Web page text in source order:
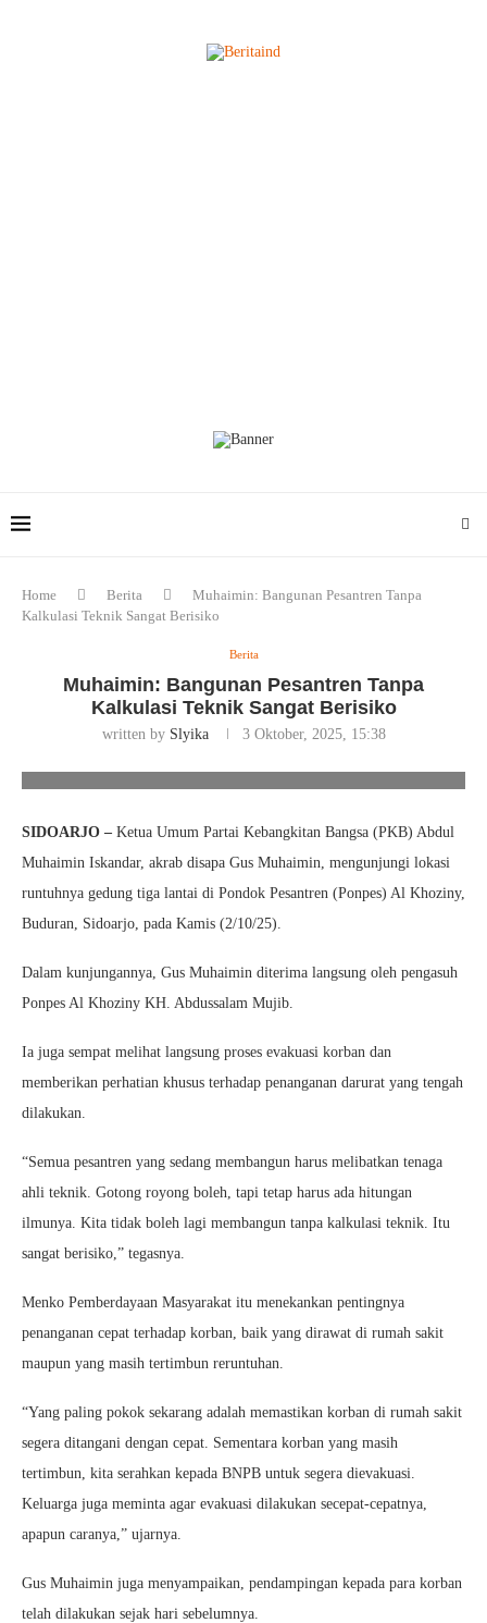
Home Berita
Muhaimin: Bangunan Pesantren Tanpa
Kalkulasi Teknik Sangat Berisiko
Berita
Muhaimin: Bangunan Pesantren Tanpa
Kalkulasi Teknik Sangat Berisiko
written by Slyika
3 Oktober, 2025, 15:38
SIDOARJO – Ketua Umum Partai Kebangkitan Bangsa (PKB) Abdul
Muhaimin Iskandar, akrab disapa Gus Muhaimin, mengunjungi lokasi
runtuhnya gedung tiga lantai di Pondok Pesantren (Ponpes) Al Khoziny,
Buduran, Sidoarjo, pada Kamis (2/10/25).
Dalam kunjungannya, Gus Muhaimin diterima langsung oleh pengasuh
Ponpes Al Khoziny KH. Abdussalam Mujib.
Ia juga sempat melihat langsung proses evakuasi korban dan
memberikan perhatian khusus terhadap penanganan darurat yang tengah
dilakukan.
“Semua pesantren yang sedang membangun harus melibatkan tenaga
ahli teknik. Gotong royong boleh, tapi tetap harus ada hitungan
ilmunya. Kita tidak boleh lagi membangun tanpa kalkulasi teknik. Itu
sangat berisiko,” tegasnya.
Menko Pemberdayaan Masyarakat itu menekankan pentingnya
penanganan cepat terhadap korban, baik yang dirawat di rumah sakit
maupun yang masih tertimbun reruntuhan.
“Yang paling pokok sekarang adalah memastikan korban di rumah sakit
segera ditangani dengan cepat. Sementara korban yang masih
tertimbun, kita serahkan kepada BNPB untuk segera dievakuasi.
Keluarga juga meminta agar evakuasi dilakukan secepat-cepatnya,
apapun caranya,” ujarnya.
Gus Muhaimin juga menyampaikan, pendampingan kepada para korban
telah dilakukan sejak hari sebelumnya.